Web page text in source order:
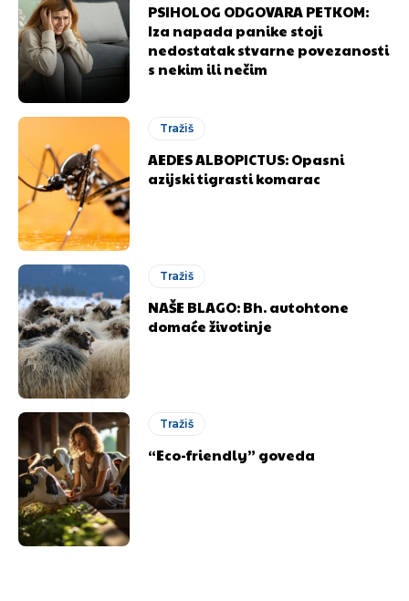
PSIHOLOG ODGOVARA PETKOM:
Iza napada panike stoji
nedostatak stvarne povezanosti
s nekim ili nečim
Tražiš
AEDES ALBOPICTUS: Opasni
azijski tigrasti komarac
Tražiš
NAŠE BLAGO: Bh. autohtone
domaće životinje
Tražiš
“Eco-friendly” goveda